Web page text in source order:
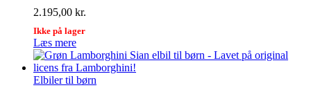
2.195,00 kr.
Ikke på lager
Læs mere
Elbiler til børn